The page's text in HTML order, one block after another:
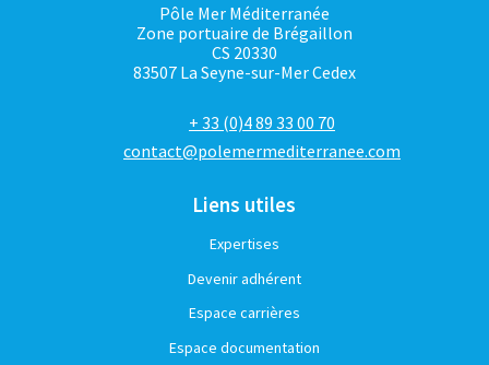
Pôle Mer Méditerranée
Zone portuaire de Brégaillon
CS 20330
83507 La Seyne-sur-Mer Cedex
+ 33 (0)4 89 33 00 70
contact@polemermediterranee.com
Liens utiles
Expertises
Devenir adhérent
Espace carrières
Espace documentation